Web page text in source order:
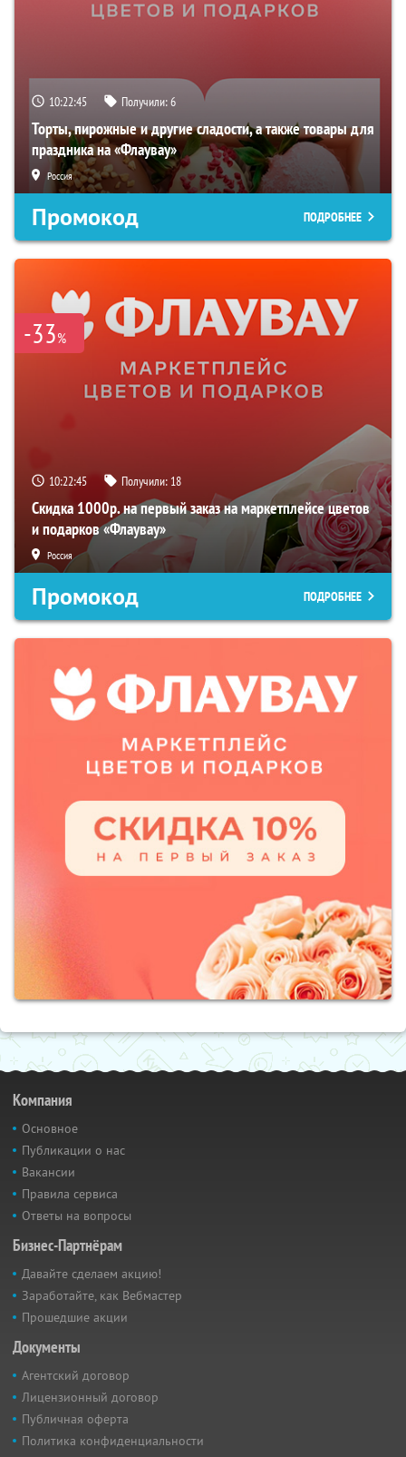
10:22:44 Получили:6
Торты, пирожные и другие сладости, а также товары для
праздника на «Флаувау»
Россия
Промокод ПОДРОБНЕЕ
-33%
10:22:44 Получили: 18
Скидка 1000р. на первый заказ на маркетплейсе цветов
и подарков «Флаувау»
Россия
Промокод ПОДРОБНЕЕ
Компания
Основное
Публикации о нас
Вакансии
Правила сервиса
Ответы на вопросы
Бизнес-Партнёрам
Давайте сделаем акцию!
Заработайте, как Вебмастер
Прошедшие акции
Документы
Агентский договор
Лицензионный договор
Публичная оферта
Политика конфиденциальности